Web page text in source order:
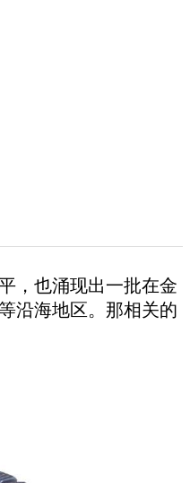
，也涌现出一批在金
沿海地区。那相关的